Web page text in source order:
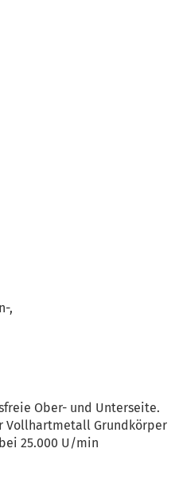
,
Ober- und Unterseite.
Vollhartmetall Grundkörper
25.000 U/min